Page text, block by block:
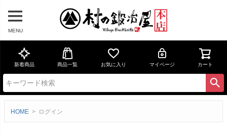
MENU
新着商品 商品一覧 お気に入り マイページ カート
HOME ログイン